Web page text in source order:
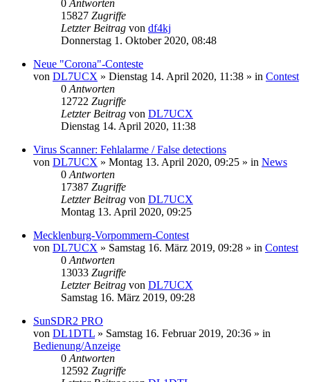
0 Antworten
15827 Zugriffe
Letzter Beitrag von df4kj
Donnerstag 1. Oktober 2020, 08:48
Neue "Corona"-Conteste
von DL7UCX » Dienstag 14. April 2020, 11:38 » in Contest
0 Antworten
12722 Zugriffe
Letzter Beitrag von DL7UCX
Dienstag 14. April 2020, 11:38
Virus Scanner: Fehlalarme / False detections
von DL7UCX » Montag 13. April 2020, 09:25 » in News
0 Antworten
17387 Zugriffe
Letzter Beitrag von DL7UCX
Montag 13. April 2020, 09:25
Mecklenburg-Vorpommern-Contest
von DL7UCX » Samstag 16. März 2019, 09:28 » in Contest
0 Antworten
13033 Zugriffe
Letzter Beitrag von DL7UCX
Samstag 16. März 2019, 09:28
SunSDR2 PRO
von DL1DTL » Samstag 16. Februar 2019, 20:36 » in
Bedienung/Anzeige
0 Antworten
12592 Zugriffe